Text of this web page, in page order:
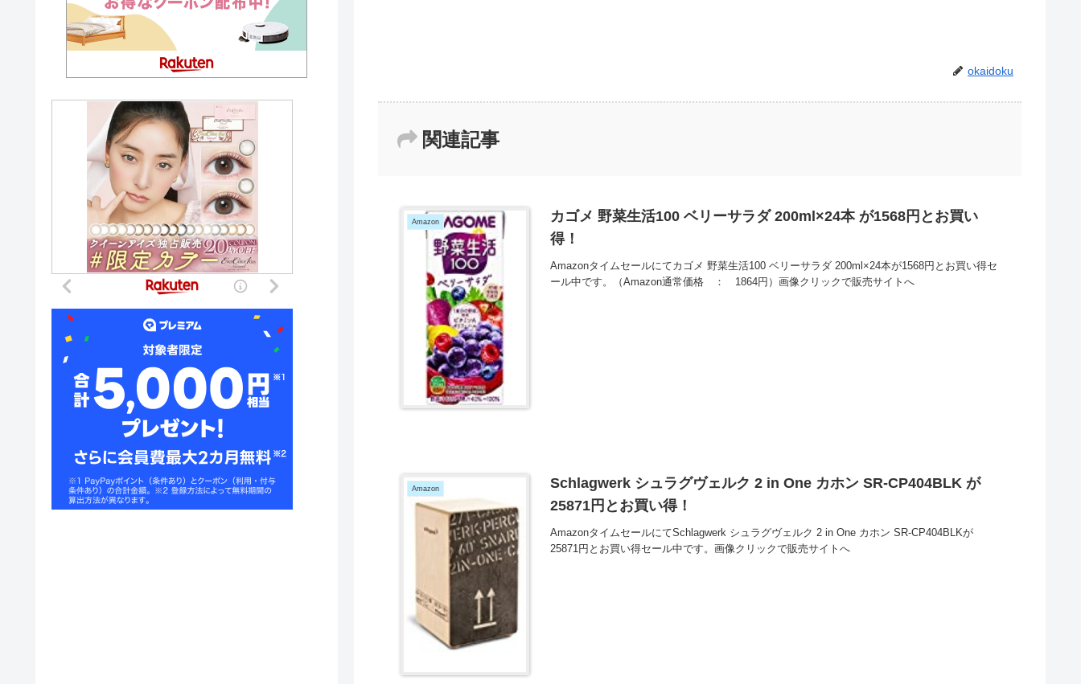
okaidoku
関連記事
Amazon
カゴメ 野菜生活100 ベリーサラダ 200ml×24本 が1568円とお買い
得！
Amazonタイムセールにてカゴメ 野菜生活100 ベリーサラダ 200ml×24本が1568円とお買い得セ
ール中です。（Amazon通常価格 ： 1864円）画像クリックで販売サイトへ
Amazon
Schlagwerk シュラグヴェルク 2 in One カホン SR-CP404BLK が
25871円とお買い得！
AmazonタイムセールにてSchlagwerk シュラグヴェルク 2 in One カホン SR-CP404BLKが
25871円とお買い得セール中です。画像クリックで販売サイトへ